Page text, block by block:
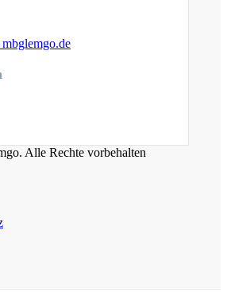
Alle Rechte vorbehalten